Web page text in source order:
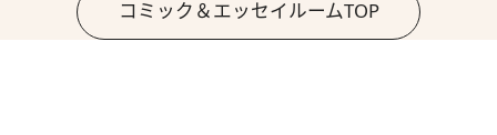
コミック＆エッセイルームTOP